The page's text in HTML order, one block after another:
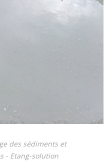
des sédiments et
- Etang-solution